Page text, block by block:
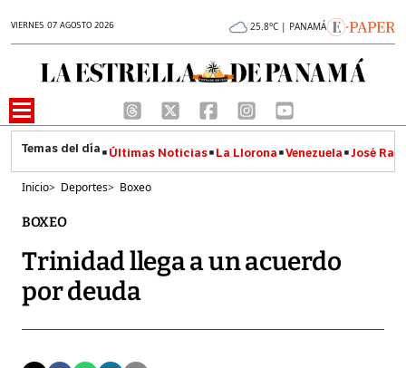
VIERNES 07 AGOSTO 2026 25.8°C | PANAMÁ
Últimas Noticias La Llorona Venezuela José
Inicio> Deportes> Boxeo
BOXEO
Trinidad llega a un acuerdo
por deuda